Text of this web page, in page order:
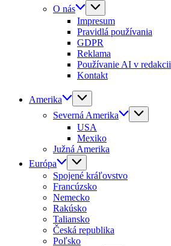
O nás
Impresum
Pravidlá používania
GDPR
Reklama
Používanie AI v redakcii
Kontakt
Amerika
Severná Amerika
USA
Mexiko
Južná Amerika
Európa
Spojené kráľovstvo
Francúzsko
Nemecko
Rakúsko
Taliansko
Česká republika
Poľsko